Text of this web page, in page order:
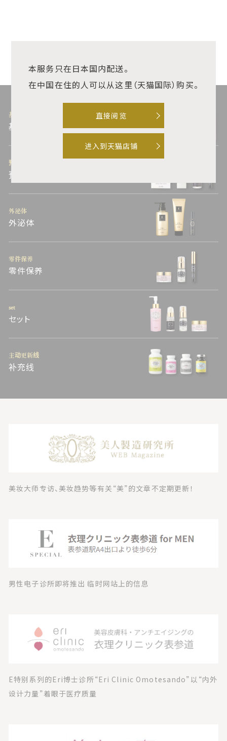
基本护理线
基本护理热线
预先护理热线
预先护理热线
外泌体
外泌体
零件保养
零件保养
セット
set
补充线
主动更新线
美妆大师专访、美妆趋势等有关“美”的文章不定期更新！
男性电子诊所即将推出 临时网站上的信息
E特别系列的Eri博士诊所“Eri Clinic Omotesando”以“内外
设计力量”着眼于医疗质量
本服务只在日本国内配送。
在中国在住的人可以从这里（天猫国际）购买。
直接阅览
进入到天猫店铺